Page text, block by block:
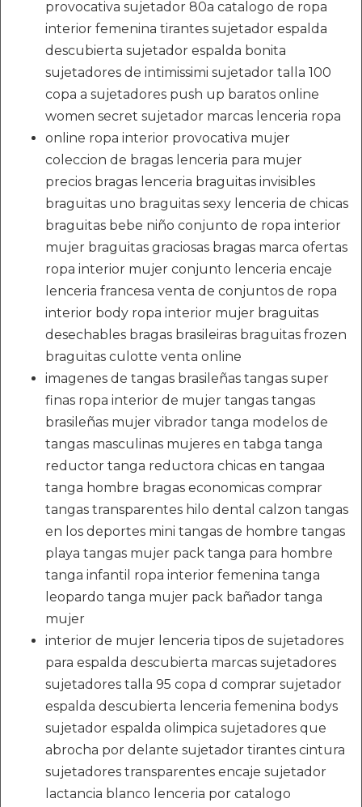
provocativa sujetador 80a catalogo de ropa
interior femenina tirantes sujetador espalda
descubierta sujetador espalda bonita
sujetadores de intimissimi sujetador talla 100
copa a sujetadores push up baratos online
women secret sujetador marcas lenceria ropa
online ropa interior provocativa mujer
coleccion de bragas lenceria para mujer
precios bragas lenceria braguitas invisibles
braguitas uno braguitas sexy lenceria de chicas
braguitas bebe niño conjunto de ropa interior
mujer braguitas graciosas bragas marca ofertas
ropa interior mujer conjunto lenceria encaje
lenceria francesa venta de conjuntos de ropa
interior body ropa interior mujer braguitas
desechables bragas brasileiras braguitas frozen
braguitas culotte venta online
imagenes de tangas brasileñas tangas super
finas ropa interior de mujer tangas tangas
brasileñas mujer vibrador tanga modelos de
tangas masculinas mujeres en tabga tanga
reductor tanga reductora chicas en tangaa
tanga hombre bragas economicas comprar
tangas transparentes hilo dental calzon tangas
en los deportes mini tangas de hombre tangas
playa tangas mujer pack tanga para hombre
tanga infantil ropa interior femenina tanga
leopardo tanga mujer pack bañador tanga
mujer
interior de mujer lenceria tipos de sujetadores
para espalda descubierta marcas sujetadores
sujetadores talla 95 copa d comprar sujetador
espalda descubierta lenceria femenina bodys
sujetador espalda olimpica sujetadores que
abrocha por delante sujetador tirantes cintura
sujetadores transparentes encaje sujetador
lactancia blanco lenceria por catalogo